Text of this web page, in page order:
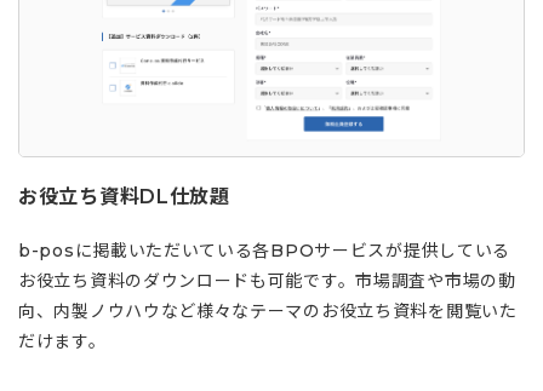
お役立ち資料DL仕放題
b-posに掲載いただいている各BPOサービスが提供している
お役立ち資料のダウンロードも可能です。市場調査や市場の動
向、内製ノウハウなど様々なテーマのお役立ち資料を閲覧いた
だけます。